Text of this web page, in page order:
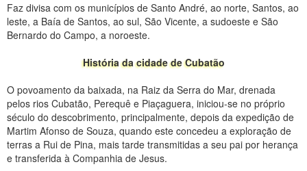
Faz divisa com os municípios de Santo André, ao norte, Santos, ao
leste, a Baía de Santos, ao sul, São Vicente, a sudoeste e São
Bernardo do Campo, a noroeste.
História da cidade de Cubatão
O povoamento da baixada, na Raiz da Serra do Mar, drenada
pelos rios Cubatão, Perequê e Piaçaguera, iniciou-se no próprio
século do descobrimento, principalmente, depois da expedição de
Martim Afonso de Souza, quando este concedeu a exploração de
terras a Rui de Pina, mais tarde transmitidas a seu pai por herança
e transferida à Companhia de Jesus.